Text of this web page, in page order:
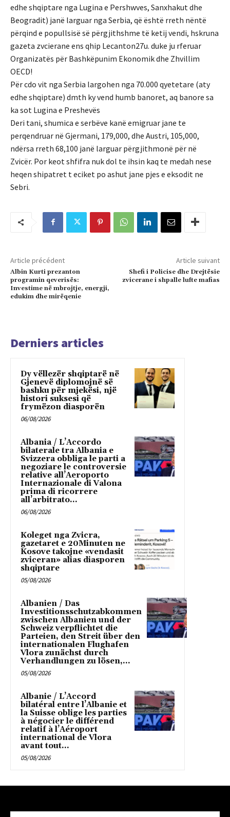
edhe shqiptare nga Lugina e Pershwves, Sanxhakut dhe
Beogradit) janë larguar nga Serbia, që është rreth nëntë
përqind e popullsisë së përgjithshme të ketij vendi, hskruna
gazeta zvcierane ens qhip Lecanton27u. duke ju rferuar
Organizatës për Bashkëpunim Ekonomik dhe Zhvillim
OECD!
Për cdo vit nga Serbia largohen nga 70.000 qyetetare (aty
edhe shqiptare) dmth ky vend humb banoret, aq banore sa
ka sot Lugina e Preshevës
Deri tani, shumica e serbëve kanë emigruar jane te
perqendruar në Gjermani, 179,000, dhe Austri, 105,000,
ndërsa rreth 68,100 janë larguar përgjithmonë për në
Zvicër. Por keot shfifra nuk dol te ihsin kaq te medah nese
heqen shipatret t eciket po ashut jane pjes e eksodit ne
Sebri.
Article précédent
Albin Kurti prezanton
programin qeverisës:
Investime në mbrojtje, energji,
edukim dhe mirëqenie
Article suivant
Shefi i Policise dhe Drejtësie
zvicerane i shpalle lufte mafias
Derniers articles
Dy vëllezër shqiptarë në
Gjenevë diplomojnë së
bashku për mjekësi, një
histori suksesi që
frymëzon diasporën
06/08/2026
Albania / L’Accordo
bilaterale tra Albania e
Svizzera obbliga le parti a
negoziare le controversie
relative all’Aeroporto
Internazionale di Valona
prima di ricorrere
all’arbitrato...
06/08/2026
Koleget nga Zvicra,
gazetaret e 20Minuten ne
Kosove takojne «vendasit
zviceran» alias diasporen
shqiptare
05/08/2026
Albanien / Das
Investitionsschutzabkommen
zwischen Albanien und der
Schweiz verpflichtet die
Parteien, den Streit über den
internationalen Flughafen
Vlora zunächst durch
Verhandlungen zu lösen,...
05/08/2026
Albanie / L’Accord
bilatéral entre l’Albanie et
la Suisse oblige les parties
à négocier le différend
relatif à l’Aéroport
international de Vlora
avant tout...
05/08/2026